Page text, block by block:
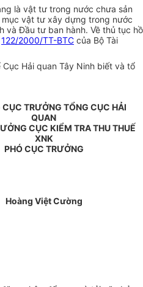
là vật tư trong nước chưa sản
vật tư xây dựng trong nước
và Đầu tư ban hành. Về thủ tục hồ
122/2000/TT-BTC của Bộ Tài
Hải quan Tây Ninh biết và tổ
CỤC TRƯỞNG TỔNG CỤC HẢI
QUAN
CỤC KIỂM TRA THU THUẾ
XNK
PHÓ CỤC TRƯỞNG
Hoàng Việt Cường